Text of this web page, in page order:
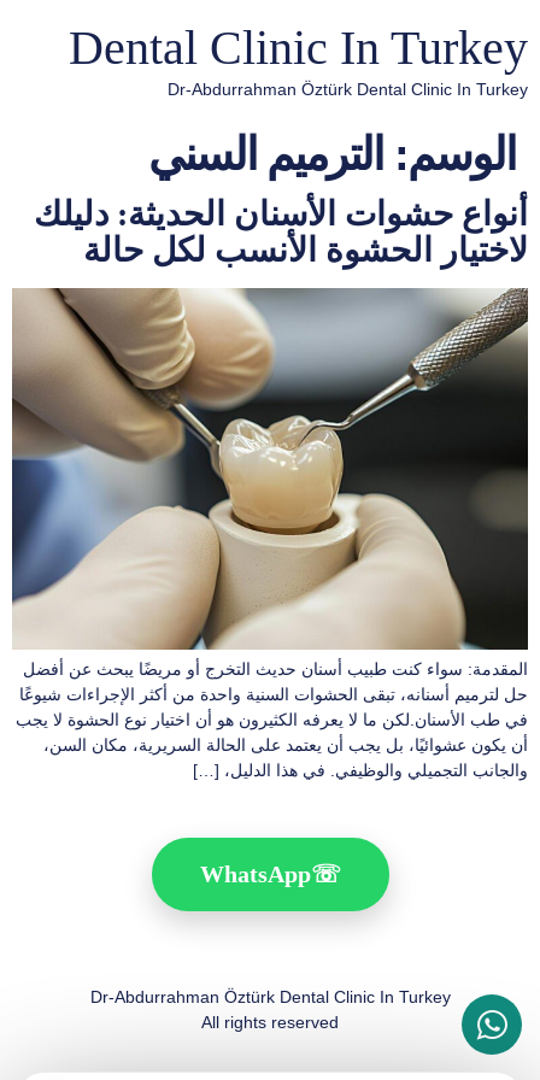
Dental Clinic In Turkey
Dr-Abdurrahman Öztürk Dental Clinic In Turkey
الوسم: الترميم السني
أنواع حشوات الأسنان الحديثة: دليلك
لاختيار الحشوة الأنسب لكل حالة
المقدمة: سواء كنت طبيب أسنان حديث التخرج أو مريضًا يبحث عن أفضل
حل لترميم أسنانه، تبقى الحشوات السنية واحدة من أكثر الإجراءات شيوعًا
في طب الأسنان.لكن ما لا يعرفه الكثيرون هو أن اختيار نوع الحشوة لا يجب
أن يكون عشوائيًا، بل يجب أن يعتمد على الحالة السريرية، مكان السن،
والجانب التجميلي والوظيفي. في هذا الدليل، […]
☏
WhatsApp
Dr-Abdurrahman Öztürk Dental Clinic In Turkey
All rights reserved